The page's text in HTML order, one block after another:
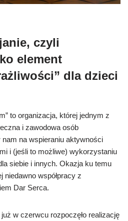
czyli
element
dla dzieci
to organizacja, której jednym z
i zawodowa osób
nam na wspieraniu aktywności
i (jeśli to możliwe) wykorzystaniu
siebie i innych. Okazja ku temu
niedawno współpracy z
Dar Serca.
w czerwcu rozpoczęło realizację